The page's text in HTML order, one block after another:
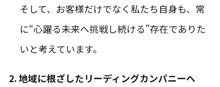
そして、お客様だけでなく私たち自身も、常
に“心躍る未来へ挑戦し続ける”存在でありた
いと考えています。
2. 地域に根ざしたリーディングカンパニーへ